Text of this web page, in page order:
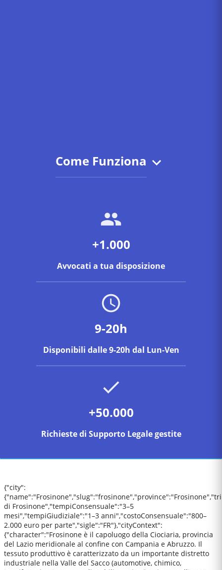
Come Funziona
+1.000
Avvocati a tua disposizione
9-20h
Disponibili dalle 9-20h dal Lun-Ven
+50.000
Richieste di Supporto Legale gestite
{"city":
di Frosinone","tempiConsensuale":"3–5
mesi","tempiGiudiziale":"1–3 anni","costoConsensuale":"800–
2.000 euro per parte","sigle":"FR"},"cityContext":
{"character":"Frosinone è il capoluogo della Ciociaria, provincia
del Lazio meridionale al confine con Campania e Abruzzo. Il
tessuto produttivo è caratterizzato da un importante distretto
industriale nella Valle del Sacco (automotive, chimico,